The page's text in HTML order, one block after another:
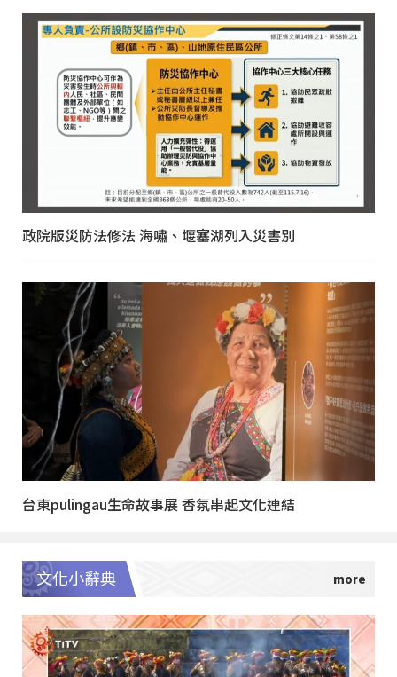
政院版災防法修法 海嘯、堰塞湖列入災害別
台東pulingau生命故事展 香氛串起文化連結
文化小辭典